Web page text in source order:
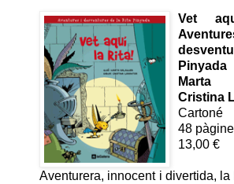
Vet
Pinyada
Marta
Cristina
Cartoné
48
13,00 €
Aventurera, innocent i divertida,